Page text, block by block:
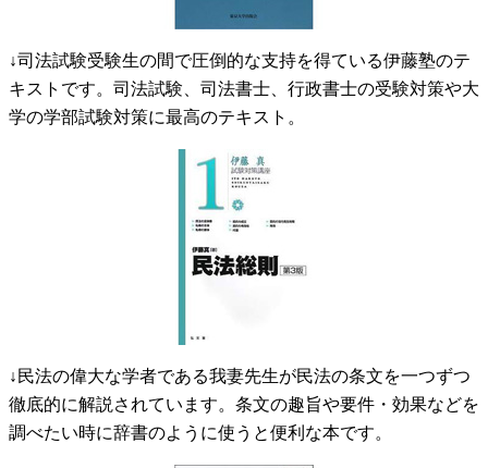
↓司法試験受験生の間で圧倒的な支持を得ている伊藤塾のテ
キストです。司法試験、司法書士、行政書士の受験対策や大
学の学部試験対策に最高のテキスト。
↓民法の偉大な学者である我妻先生が民法の条文を一つずつ
徹底的に解説されています。条文の趣旨や要件・効果などを
調べたい時に辞書のように使うと便利な本です。